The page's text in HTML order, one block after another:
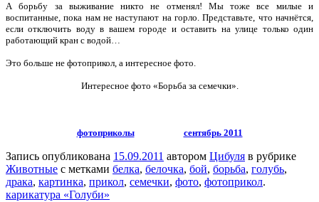
А борьбу за выживание никто не отменял! Мы тоже все милые и
воспитанные, пока нам не наступают на горло. Представьте, что начнётся,
если отключить воду в вашем городе и оставить на улице только один
работающий кран с водой…
Это больше не фотоприкол, а интересное фото.
Интересное фото «Борьба за семечки».
фотоприколы сентябрь 2011
Запись опубликована 15.09.2011 автором Цибуля в рубрике
Животные с метками белка, белочка, бой, борьба, голубь,
драка, картинка, прикол, семечки, фото, фотоприкол.
карикатура «Голуби»